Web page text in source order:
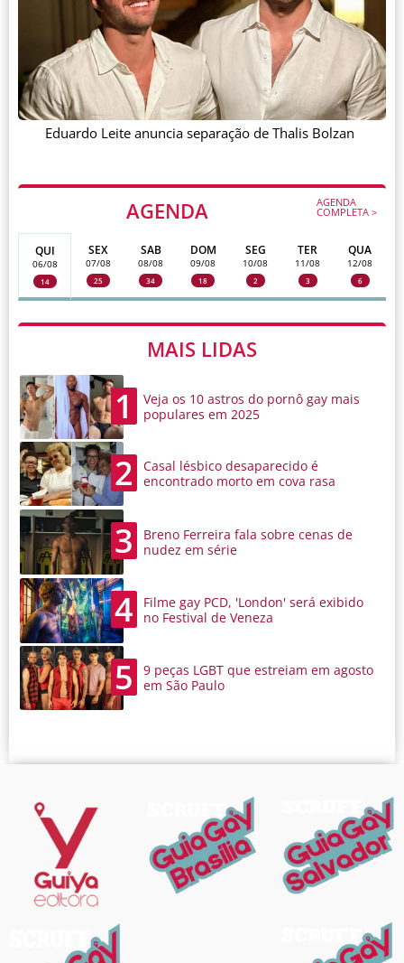
AGENDA AGENDA
COMPLETA >
QUI
06/08
14
SEX
07/08
25
SAB
08/08
34
DOM
09/08
18
SEG
10/08
2
TER
11/08
3
QUA
12/08
6
MAIS LIDAS
1
Veja os 10 astros do pornô gay mais
populares em 2025
2
Casal lésbico desaparecido é
encontrado morto em cova rasa
3
Breno Ferreira fala sobre cenas de
nudez em série
4
Filme gay PCD, 'London' será exibido
no Festival de Veneza
5
9 peças LGBT que estreiam em agosto
em São Paulo
Eduardo Leite anuncia separação de Thalis Bolzan